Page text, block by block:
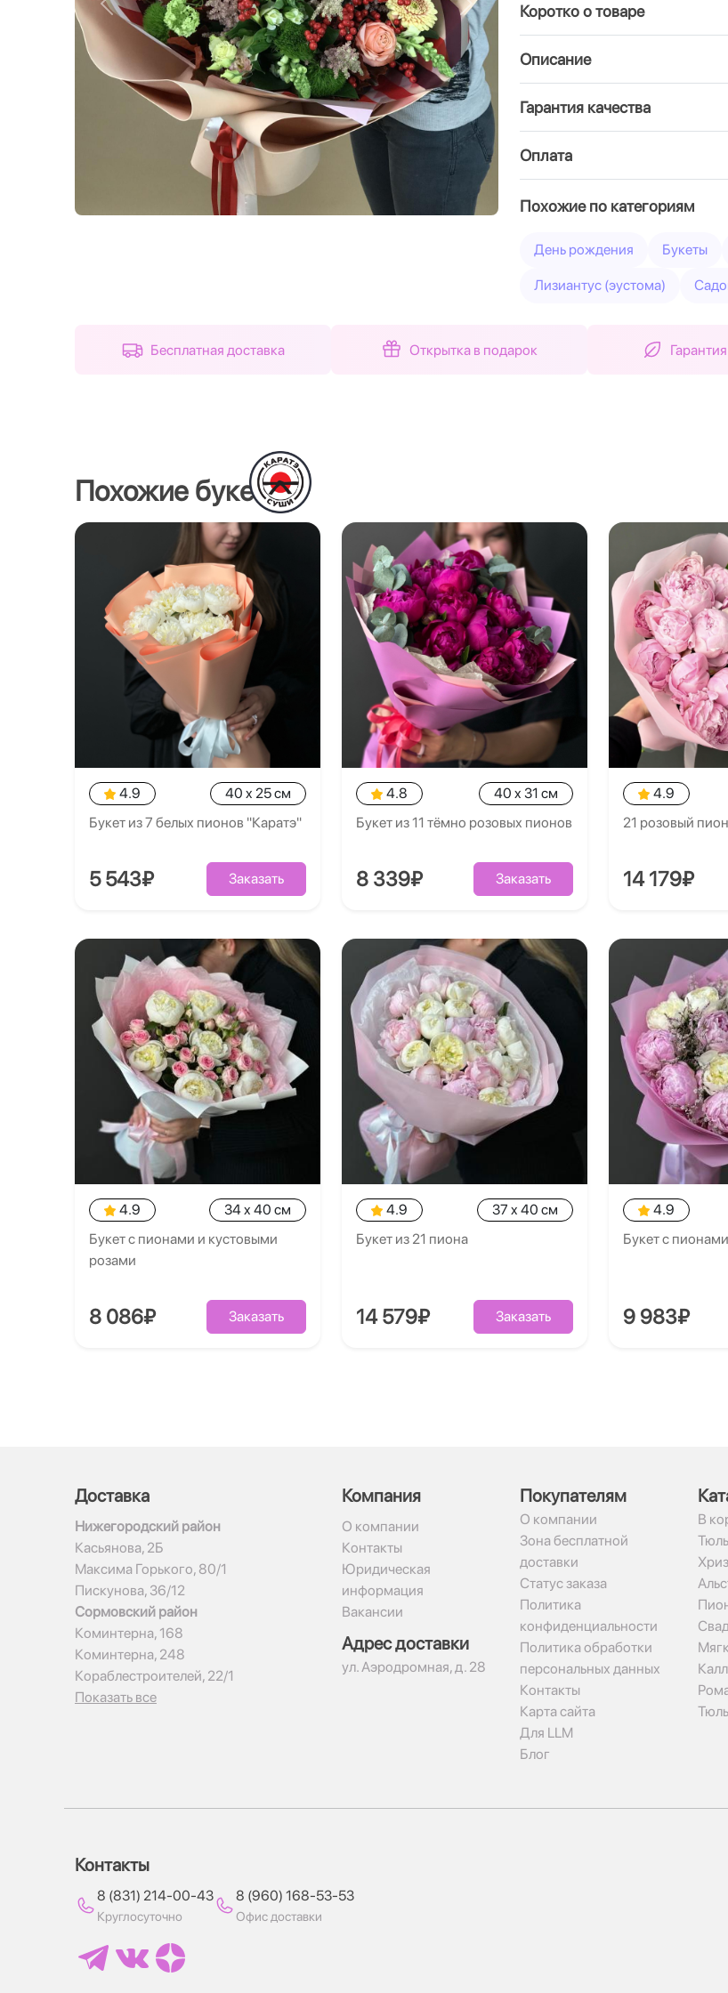
Назад Вперед Коротко о товаре
Описание
Гарантия качества
Оплата
Похожие по категориям
День рождения Букеты
Лизиантус (эустома)
Бесплатная доставка Открытка в подарок
Похожие букеты
4.9
40 x 25 см
Букет из 7 белых пионов "Каратэ"
5 543₽ Заказать
4.8
40 x 31 см
Букет из 11 тёмно розовых пионов
8 339₽ Заказать
4.9
21 розовый пион
14 179₽
4.9
34 x 40 см
Букет с пионами и кустовыми
розами
8 086₽ Заказать
4.9
37 x 40 см
Букет из 21 пиона
14 579₽ Заказать
4.9
Букет с
9 983₽
Доставка
Нижегородский район
Касьянова, 2Б
Максима Горького, 80/1
Пискунова, 36/12
Сормовский район
Коминтерна, 168
Коминтерна, 248
Кораблестроителей, 22/1
Показать все
Компания
О компании
Контакты
Юридическая
информация
Вакансии
Адрес доставки
ул. Аэродромная, д. 28
Покупателям
О компании
Зона бесплатной
доставки
Статус заказа
Политика
конфиденциальности
Политика обработки
персональных данных
Контакты
Карта сайта
Для LLM
Блог
В
Контакты
8 (831) 214-00-43
Круглосуточно
8 (960) 168-53-53
Офис доставки